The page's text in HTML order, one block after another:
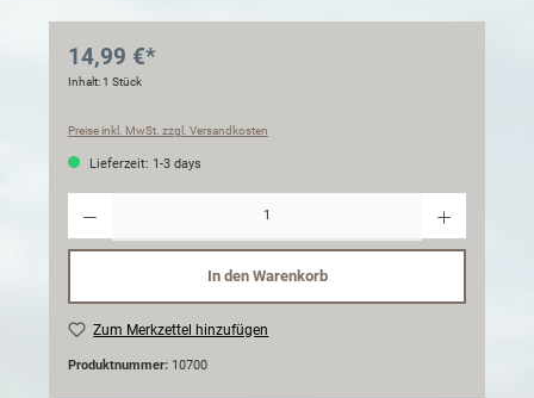
14,99 €*
Inhalt:1 Stück
Preise inkl. MwSt. zzgl. Versandkosten
Lieferzeit: 1-3 days
In den Warenkorb
Zum Merkzettel hinzufügen
Produktnummer: 10700